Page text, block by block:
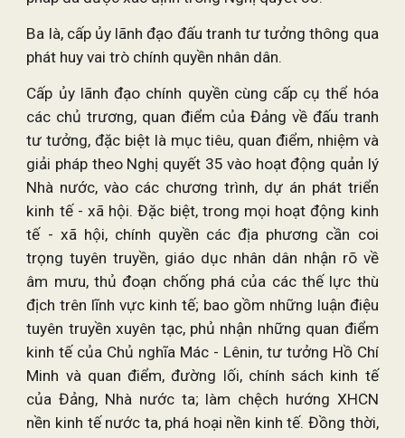
Ba là, cấp ủy lãnh đạo đấu tranh tư tưởng thông qua
phát huy vai trò chính quyền nhân dân.
Cấp ủy lãnh đạo chính quyền cùng cấp cụ thể hóa
các chủ trương, quan điểm của Đảng về đấu tranh
tư tưởng, đặc biệt là mục tiêu, quan điểm, nhiệm và
giải pháp theo Nghị quyết 35 vào hoạt động quản lý
Nhà nước, vào các chương trình, dự án phát triển
kinh tế - xã hội. Đặc biệt, trong mọi hoạt động kinh
tế - xã hội, chính quyền các địa phương cần coi
trọng tuyên truyền, giáo dục nhân dân nhận rõ về
âm mưu, thủ đoạn chống phá của các thế lực thù
địch trên lĩnh vực kinh tế; bao gồm những luận điệu
tuyên truyền xuyên tạc, phủ nhận những quan điểm
kinh tế của Chủ nghĩa Mác - Lênin, tư tưởng Hồ Chí
Minh và quan điểm, đường lối, chính sách kinh tế
của Đảng, Nhà nước ta; làm chệch hướng XHCN
nền kinh tế nước ta, phá hoại nền kinh tế. Đồng thời,